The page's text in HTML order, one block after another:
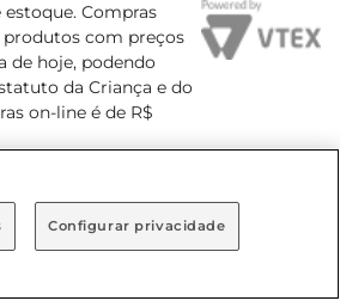
Compras
produtos com preços
de hoje, podendo
da Criança e do
on-line é de R$
Configurar privacidade